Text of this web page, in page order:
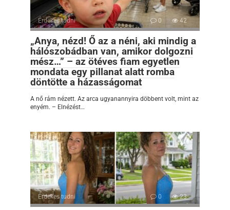
Érdekes tudni 0 42
„Anya, nézd! Ő az a néni, aki mindig a
hálószobádban van, amikor dolgozni
mész…” – az ötéves fiam egyetlen
mondata egy pillanat alatt romba
döntötte a házasságomat
A nő rám nézett. Az arca ugyanannyira döbbent volt, mint az
enyém. – Elnézést…
Érdekes tudni 0 23